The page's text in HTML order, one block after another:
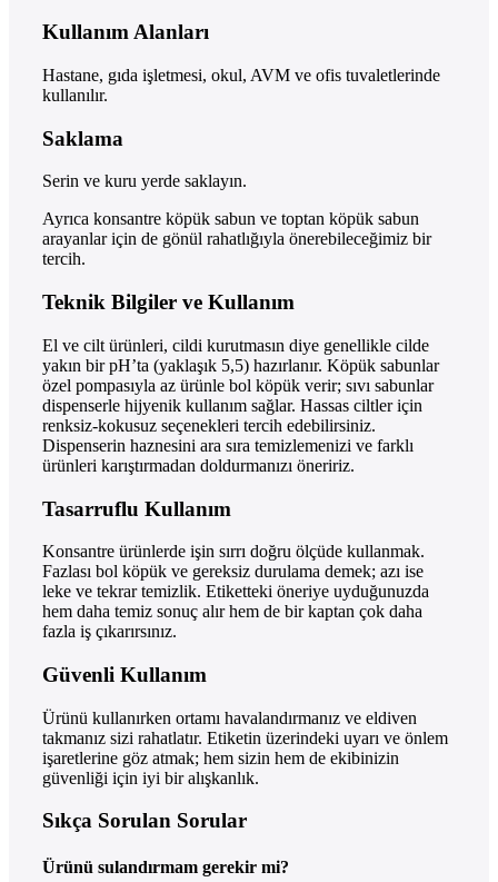
Kullanım Alanları
Hastane, gıda işletmesi, okul, AVM ve ofis tuvaletlerinde
kullanılır.
Saklama
Serin ve kuru yerde saklayın.
Ayrıca konsantre köpük sabun ve toptan köpük sabun
arayanlar için de gönül rahatlığıyla önerebileceğimiz bir
tercih.
Teknik Bilgiler ve Kullanım
El ve cilt ürünleri, cildi kurutmasın diye genellikle cilde
yakın bir pH’ta (yaklaşık 5,5) hazırlanır. Köpük sabunlar
özel pompasıyla az ürünle bol köpük verir; sıvı sabunlar
dispenserle hijyenik kullanım sağlar. Hassas ciltler için
renksiz-kokusuz seçenekleri tercih edebilirsiniz.
Dispenserin haznesini ara sıra temizlemenizi ve farklı
ürünleri karıştırmadan doldurmanızı öneririz.
Tasarruflu Kullanım
Konsantre ürünlerde işin sırrı doğru ölçüde kullanmak.
Fazlası bol köpük ve gereksiz durulama demek; azı ise
leke ve tekrar temizlik. Etiketteki öneriye uyduğunuzda
hem daha temiz sonuç alır hem de bir kaptan çok daha
fazla iş çıkarırsınız.
Güvenli Kullanım
Ürünü kullanırken ortamı havalandırmanız ve eldiven
takmanız sizi rahatlatır. Etiketin üzerindeki uyarı ve önlem
işaretlerine göz atmak; hem sizin hem de ekibinizin
güvenliği için iyi bir alışkanlık.
Sıkça Sorulan Sorular
Ürünü sulandırmam gerekir mi?